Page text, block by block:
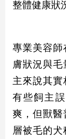
國
際
社
會/
方
新
冠
病
整體健康狀
專業美容師
膚狀況與
主來說其實
有些飼主
爽，但獸醫
層被毛的